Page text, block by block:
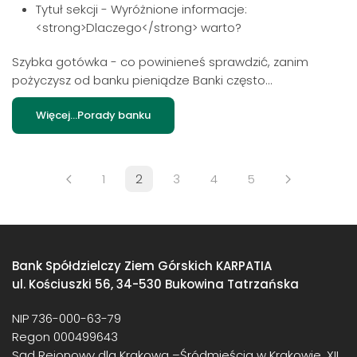
Tytuł sekcji - Wyróżnione informacje:
<strong>Dlaczego</strong> warto?
Szybka gotówka - co powinieneś sprawdzić, zanim
pożyczysz od banku pieniądze Banki często...
Więcej…Porady banku
1 2 3 4 5
Bank Spółdzielczy Ziem Górskich KARPATIA
ul. Kościuszki 56, 34-530 Bukowina Tatrzańska
NIP 736-000-63-79
Regon 000499643